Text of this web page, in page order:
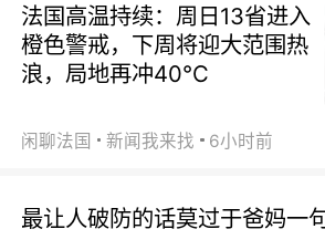
法国高温持续：周日13省进入
橙色警戒，下周将迎大范围热
浪，局地再冲40℃
闲聊法国 新闻我来找 6小时前
最让人破防的话莫过于爸妈一